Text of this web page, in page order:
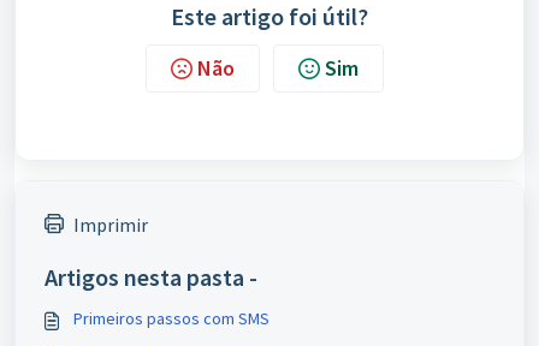
Este artigo foi útil?
Não Sim
Imprimir
Artigos nesta pasta -
Primeiros passos com SMS